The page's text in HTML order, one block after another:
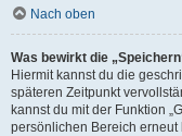
Nach oben
Was bewirkt die
Hiermit kannst du die
späteren Zeitpunkt
kannst du mit der Funktion
persönlichen Bereich erneut